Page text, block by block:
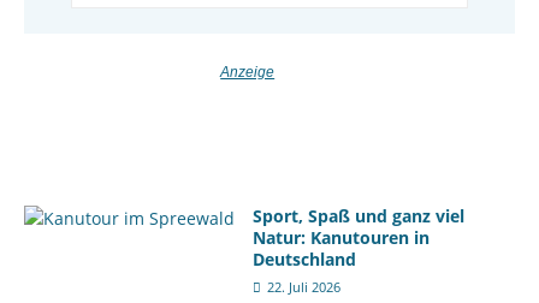
Sport, Spaß und ganz viel
Natur: Kanutouren in
Deutschland
22. Juli 2026